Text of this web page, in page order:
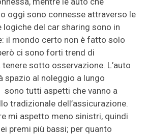
oggi sono connesse attraverso le
logiche del car sharing sono in
il mondo certo non è fatto solo
ci sono forti trend di
sotto osservazione. L’auto
spazio al noleggio a lungo
sono tutti aspetti che vanno a
tradizionale dell’assicurazione.
mi aspetto meno sinistri, quindi
premi più bassi; per quanto